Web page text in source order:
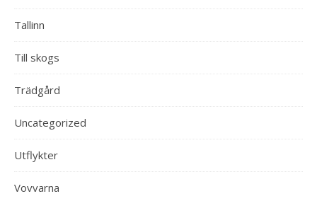
Tallinn
Till skogs
Trädgård
Uncategorized
Utflykter
Vovvarna